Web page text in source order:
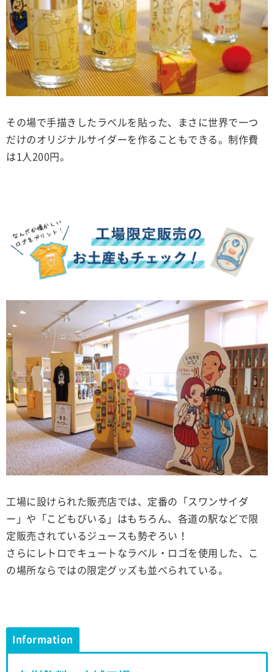
その場で手描きしたラベルを貼った、まさに世界で一つ
だけのオリジナルサイダーを作ることもできる。制作費
は1人200円。
工場に設けられた販売店では、定番の「スワンサイダ
ー」や「こどもびいる」はもちろん、各道の駅などで限
定販売されているジュースも勢ぞろい！
さらにレトロでキュートなラベル・ロゴを使用した、こ
の場所ならではの限定グッズも並べられている。
Information